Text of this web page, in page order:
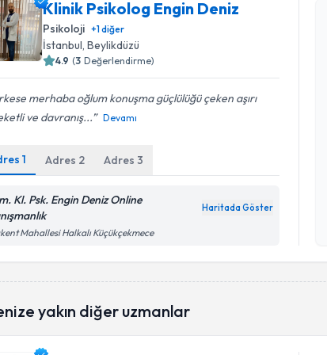
Klinik Psikolog Engin Deniz
Psikoloji +1diğer
İstanbul, Beylikdüzü
4.9 (3 Değerlendirme)
merhaba oğlum konuşma güçlülüğü çeken aşırı
ve davranış...
Devamı
1 Adres 2 Adres3
Kl. Psk. Engin Deniz Online
Haritada Göster
Mahallesi Halkalı Küçükçekmece
yakın diğer uzmanlar